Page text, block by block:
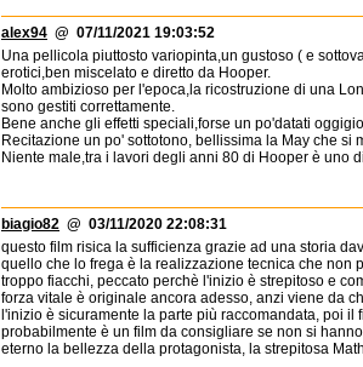
alex94 @ 07/11/2021 19:03:52
Una pellicola piuttosto variopinta,un gustoso ( e
erotici,ben miscelato e diretto da Hooper.
Molto ambizioso per l'epoca,la ricostruzione di una
sono gestiti correttamente.
Bene anche gli effetti speciali,forse un po'datati
Recitazione un po' sottotono, bellissima la May che si
Niente male,tra i lavori degli anni 80 di Hooper è uno
biagio82 @ 03/11/2020 22:08:31
questo film risica la sufficienza grazie ad una storia
quello che lo frega è la realizzazione tecnica che non
troppo fiacchi, peccato perchè l'inizio è strepitoso e
forza vitale è originale ancora adesso, anzi viene da
l'inizio è sicuramente la parte più raccomandata, poi il
probabilmente è un film da consigliare se non si
eterno la bellezza della protagonista, la strepitosa